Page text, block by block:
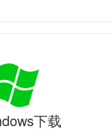
下载